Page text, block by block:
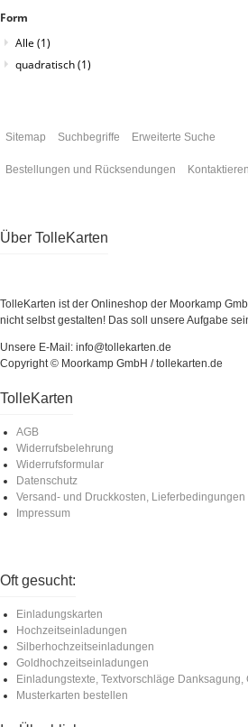
Form
Alle (1)
quadratisch(1)
Sitemap Suchbegriffe Erweiterte Suche
Bestellungen und Rücksendungen
Über TolleKarten
TolleKarten ist der Onlineshop der Moorkamp
nicht selbst gestalten! Das soll unsere Aufgabe
Unsere E-Mail: info@tollekarten.de
Copyright © Moorkamp GmbH / tollekarten.de
TolleKarten
AGB
Widerrufsbelehrung
Widerrufsformular
Datenschutz
Versand- und Druckkosten, Lieferbedingungen
Impressum
Oft gesucht:
Einladungskarten
Hochzeitseinladungen
Silberhochzeitseinladungen
Goldhochzeitseinladungen
Einladungstexte, Textvorschläge Danksagung,
Musterkarten bestellen